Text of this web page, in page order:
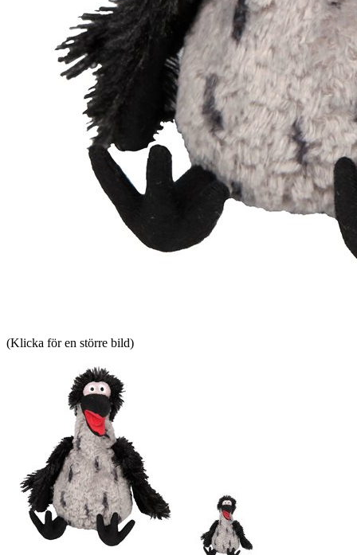
(Klicka för en större bild)